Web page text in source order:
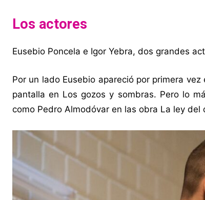
Los actores
Eusebio Poncela e Igor Yebra, dos grandes
Por un lado Eusebio apareció por primera
pantalla en Los gozos y sombras. Pero lo
como Pedro Almodóvar en las obra La ley del